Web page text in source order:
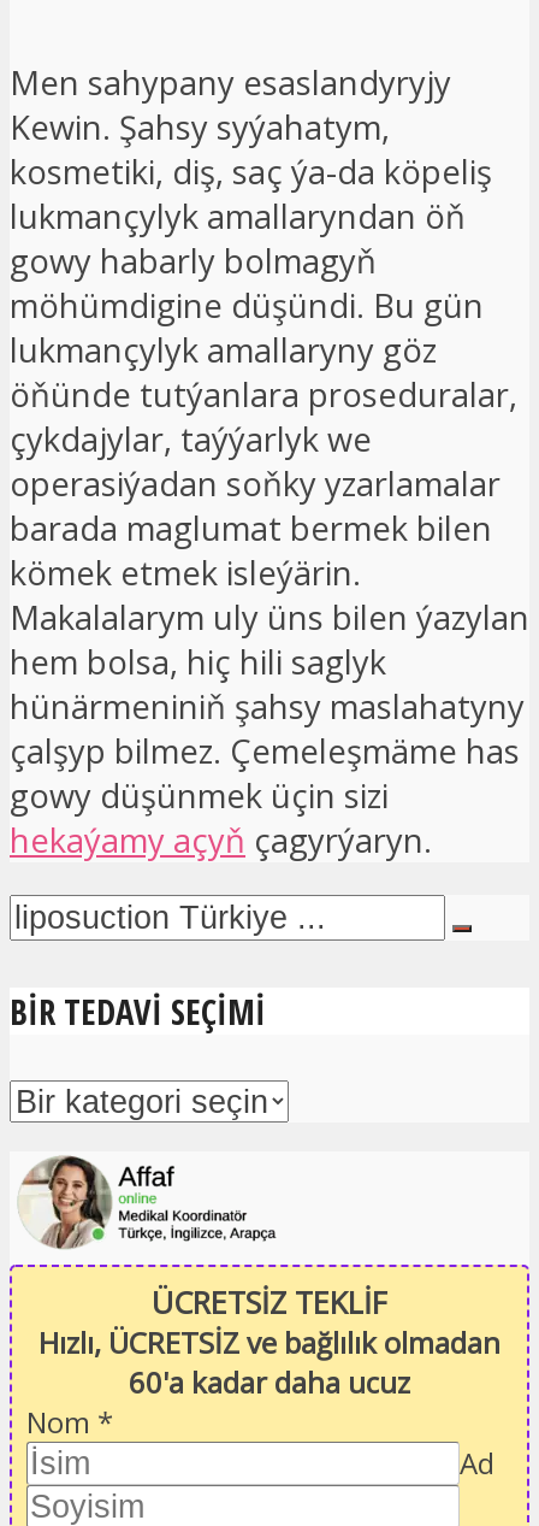
Men sahypany esaslandyryjy
Kewin. Şahsy syýahatym,
kosmetiki, diş, saç ýa-da köpeliş
lukmançylyk amallaryndan öň
gowy habarly bolmagyň
möhümdigine düşündi. Bu gün
lukmançylyk amallaryny göz
öňünde tutýanlara proseduralar,
çykdajylar, taýýarlyk we
operasiýadan soňky yzarlamalar
barada maglumat bermek bilen
kömek etmek isleýärin.
Makalalarym uly üns bilen ýazylan
hem bolsa, hiç hili saglyk
hünärmeniniň şahsy maslahatyny
çalşyp bilmez. Çemeleşmäme has
gowy düşünmek üçin sizi
hekaýamy açyň çagyrýaryn.
BIR TEDAVI SEÇIMI
ÜCRETSİZ TEKLİF
Hızlı, ÜCRETSİZ ve bağlılık olmadan
60'a kadar daha ucuz
Nom *
Ad